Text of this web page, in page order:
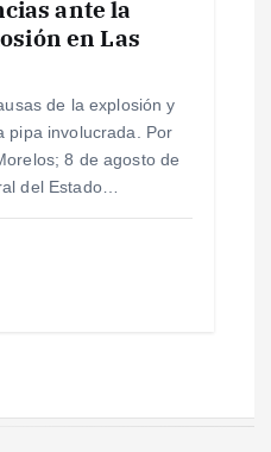
ante la
en Las
de la explosión y
pipa involucrada. Por
8 de agosto de
del Estado…